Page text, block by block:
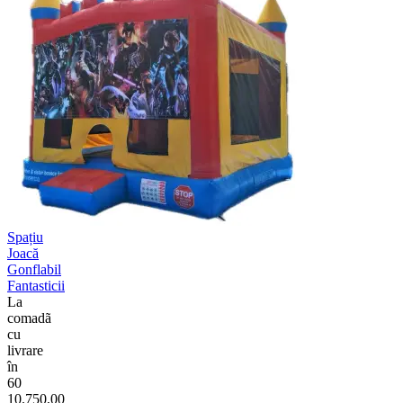
Spațiu
Joacă
Gonflabil
Fantasticii
La
comadã
cu
livrare
în
60
10.750,00